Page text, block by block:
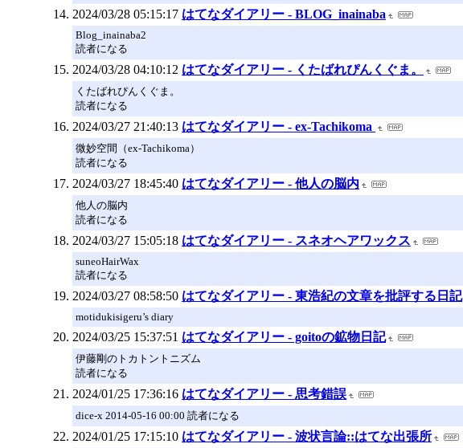
2024/03/28 05:15:17 はてなダイアリー - BLOG_inainaba
Blog_inainaba2
読者になる
2024/03/28 04:10:12 はてなダイアリー - くたばれぴんくぐま。
くたばれぴんくぐま。
読者になる
2024/03/27 21:40:13 はてなダイアリー - ex-Tachikoma
微妙空間（ex-Tachikoma）
読者になる
2024/03/27 18:45:40 はてなダイアリー - 他人の脳内
他人の脳内
読者になる
2024/03/27 15:05:18 はてなダイアリー - スネオヘアワックス
suneoHairWax
読者になる
2024/03/27 08:58:50 はてなダイアリー - 東浩紀の文章を批評する日記
motidukisigeru’s diary
2024/03/25 15:37:51 はてなダイアリー - goitoの鉱物日記
伊藤剛のトカトントニズム
読者になる
2024/01/25 17:36:16 はてなダイアリー - 思考錯誤
dice-x 2014-05-16 00:00 読者になる
2024/01/25 17:15:10 はてなダイアリー - 波状言論::はてな出張所